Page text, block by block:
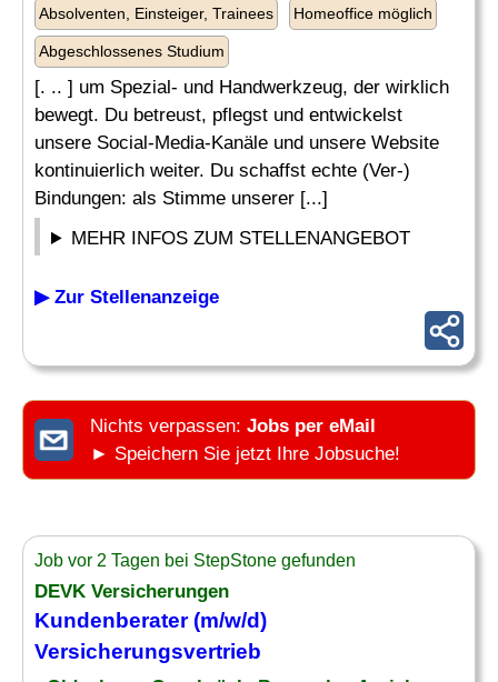
Absolventen, Einsteiger, Trainees Homeoffice möglich
Abgeschlossenes Studium
[. .. ] um Spezial- und Handwerkzeug, der wirklich
bewegt. Du betreust, pflegst und entwickelst
unsere Social-Media-Kanäle und unsere Website
kontinuierlich weiter. Du schaffst echte (Ver-)
Bindungen: als Stimme unserer [...]
MEHR INFOS ZUM STELLENANGEBOT
▶ Zur Stellenanzeige
Nichts verpassen: Jobs per eMail
► Speichern Sie jetzt Ihre Jobsuche!
Job vor 2 Tagen bei StepStone gefunden
DEVK Versicherungen
Kundenberater (m/w/d)
Versicherungsvertrieb